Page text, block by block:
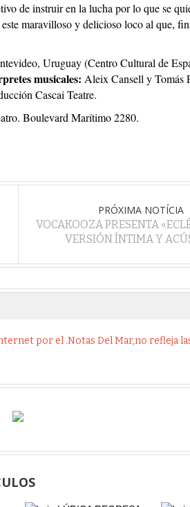
de instruir en la lucha por lo que se
maravilloso y delicioso loco al que,
Uruguay (Centro Cultural de
musicales: Aleix Cansell y Tomás
Cascai Teatre.
Boulevard Marítimo 2280.
PRÓXIMA NOTÍCIA
VOCAKOOZA PRESENTA
VERSIÓN ÍNTIMA Y
por el .Notas Del Mar,no refleja